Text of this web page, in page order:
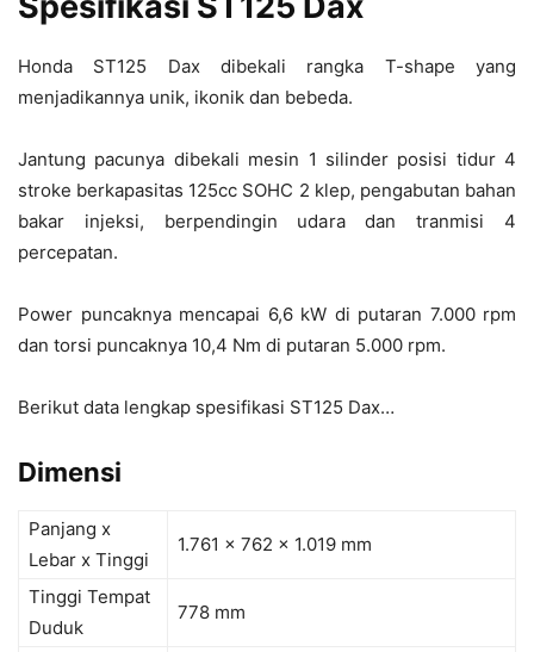
Honda ST125 Dax dibekali rangka T-shape yang
menjadikannya unik, ikonik dan bebeda.
Jantung pacunya dibekali mesin 1 silinder posisi tidur 4
stroke berkapasitas 125cc SOHC 2 klep, pengabutan bahan
bakar injeksi, berpendingin udara dan tranmisi 4
percepatan.
Power puncaknya mencapai 6,6 kW di putaran 7.000 rpm
dan torsi puncaknya 10,4 Nm di putaran 5.000 rpm.
Berikut data lengkap spesifikasi ST125 Dax…
Dimensi
Panjang x
Lebar x Tinggi
1.761 x 762 x 1.019 mm
Tinggi Tempat
Duduk
778 mm